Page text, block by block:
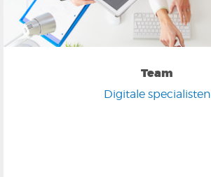
Team
Digitale specialisten